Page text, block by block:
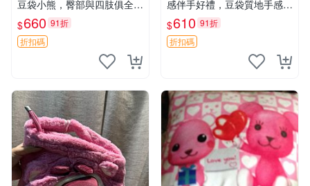
豆袋小熊，臀部與四肢俱全，
坐高11公分，附原盒與吊牌
收藏。藍鼻子小熊，值得擁有
玩具 憶熊
$660 91折
折扣碼
感伴手好禮，豆袋質地手感
佳，抱枕小熊 recom 推薦 白
色豆袋 玩具
$610 91折
折扣碼